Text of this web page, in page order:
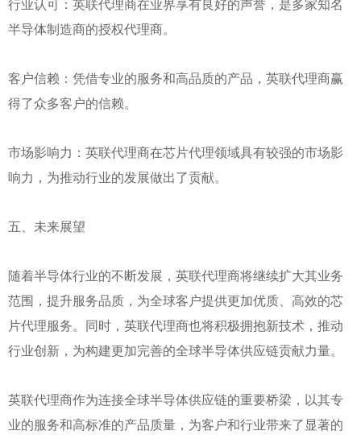
行业认可：英联代理商在业界享有良好的声誉，是多家知名
半导体制造商的授权代理商。
客户信赖：凭借专业的服务和高品质的产品，英联代理商赢
得了众多客户的信赖。
市场影响力：英联代理商在芯片代理领域具有较强的市场影
响力，为推动行业的发展做出了贡献。
五、未来展望
随着半导体行业的不断发展，英联代理商将继续扩大其业务
范围，提升服务品质，为全球客户提供更加优质、高效的芯
片代理服务。同时，英联代理商也将积极拥抱新技术，推动
行业创新，为构建更加完善的全球半导体供应链贡献力量。
英联代理商作为连接全球半导体供应链的重要桥梁，以其专
业的服务和高标准的产品质量，为客户和行业带来了显著的